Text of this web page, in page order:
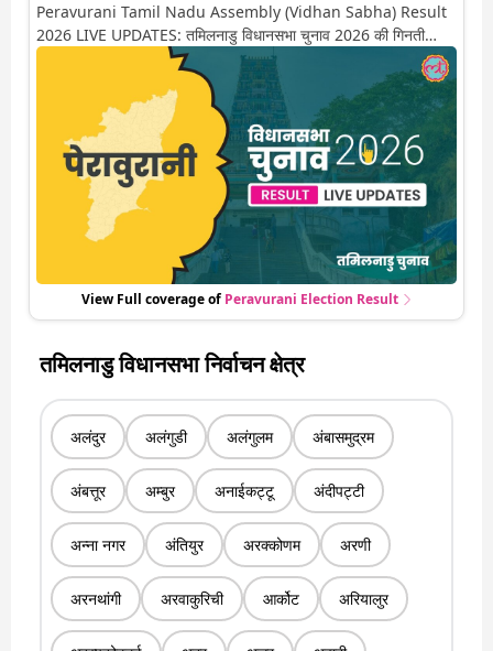
Peravurani Tamil Nadu Assembly (Vidhan Sabha) Result
2026 LIVE UPDATES: तमिलनाडु विधानसभा चुनाव 2026 की गिनती
अगले कुछ ही देर में शुरू होने वाली है. यहां देखें पेरावुरानी सीट पर कौन आगे-
कौन पीछे से लेकर किस तरफ जा रहें है रुझान. साथ ही पाइए इस सीट पर हो
रही हर एक हलचल की अपडेट वो भी रियल टाइम में
View Full coverage of Peravurani Election Result
तमिलनाडु विधानसभा निर्वाचन क्षेत्र
अलंदुर अलंगुडी अलंगुलम अंबासमुद्रम
अंबत्तूर अम्बुर अनाईकट्टू अंदीपट्टी
अन्ना नगर अंतियुर अरक्कोणम अरणी
अरनथांगी अरवाकुरिची आर्कोट अरियालुर